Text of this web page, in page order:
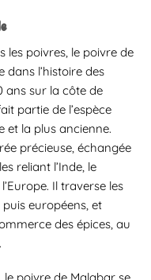
les poivres, le poivre de
l’histoire des
ans sur la côte de
partie de l’espèce
et la plus ancienne.
précieuse, échangée
reliant l’Inde, le
Il traverse les
européens, et
des épices, au